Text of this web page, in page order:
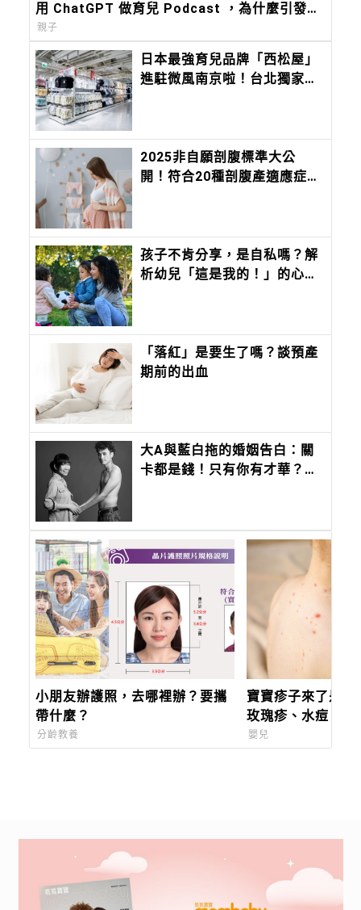
用 ChatGPT 做育兒 Podcast ，為什麼引發全
球網民炎上？
親子
日本最強育兒品牌「西松屋」
進駐微風南京啦！台北獨家限
2025非自願剖腹標準大公
開！符合20種剖腹產適應症才
孩子不肯分享，是自私嗎？解
析幼兒「這是我的！」的心理
「落紅」是要生了嗎？談預產
期前的出血
大A與藍白拖的婚姻告白：關
卡都是錢！只有你有才華？我
小朋友辦護照，去哪裡辦？要攜
帶什麼？
分齡教養
寶寶疹子來了是哪
玫瑰疹、水痘，嬰
護全攻略
嬰兒